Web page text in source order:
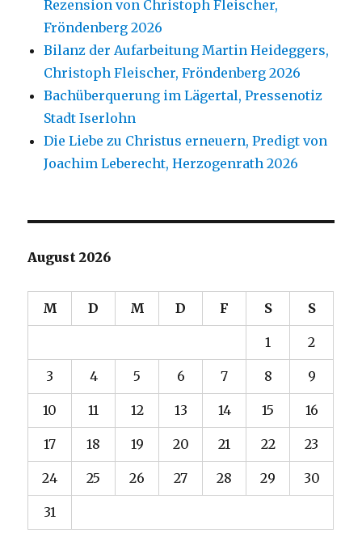
Rezension von Christoph Fleischer,
Fröndenberg 2026
Bilanz der Aufarbeitung Martin Heideggers,
Christoph Fleischer, Fröndenberg 2026
Bachüberquerung im Lägertal, Pressenotiz
Stadt Iserlohn
Die Liebe zu Christus erneuern, Predigt von
Joachim Leberecht, Herzogenrath 2026
August 2026
M D M D F S S
1 2
3 4 5 6 7 8 9
10 11 12 13 14 15 16
17 18 19 20 21 22 23
24 25 26 27 28 29 30
31